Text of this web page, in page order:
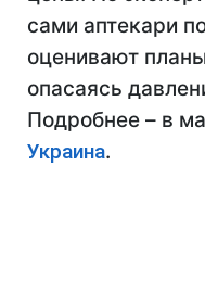
сами аптекари
оценивают
опасаясь
Подробнее – в
Украина.